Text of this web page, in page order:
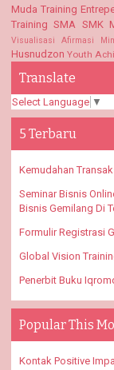
Muda Training
Training SMA SMK
Visualisasi Afirmasi
Husnudzon Youth
Translate
Select Language ▼
5 Terbaru
Kemudahan
Seminar Bisnis
Bisnis Gemilang Di
Formulir Registrasi
Global Vision
Penerbit Buku
Popular This
Kontak Positive